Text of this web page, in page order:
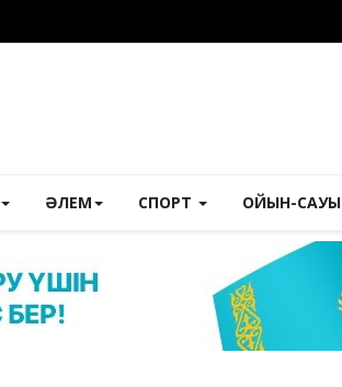
ӘЛЕМ СПОРТ ОЙЫН-САУЫҚ